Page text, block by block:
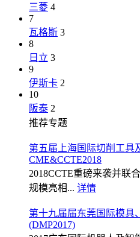
三菱 4
7
瓦格斯 3
8
日立 3
9
伊斯卡 2
10
阪泰 2
推荐专题
第五届上海国际切削工具
CME&CCTE2018
2018CCTE重磅来袭并联
规模亮相... 详情
第十九届届东莞国际模具
(DMP2017)